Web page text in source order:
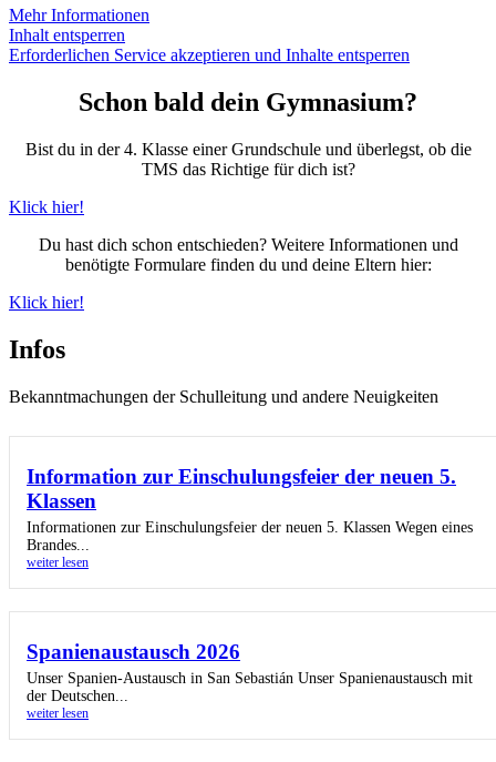
Mehr Informationen
Inhalt entsperren
Erforderlichen Service akzeptieren und Inhalte entsperren
Schon bald dein Gymnasium?
Bist du in der 4. Klasse einer Grundschule und überlegst, ob die
TMS das Richtige für dich ist?
Klick hier!
Du hast dich schon entschieden? Weitere Informationen und
benötigte Formulare finden du und deine Eltern hier:
Klick hier!
Infos
Bekanntmachungen der Schulleitung und andere Neuigkeiten
Information zur Einschulungsfeier der neuen 5.
Klassen
Informationen zur Einschulungsfeier der neuen 5. Klassen Wegen eines
Brandes...
weiter lesen
Spanienaustausch 2026
Unser Spanien-Austausch in San Sebastián Unser Spanienaustausch mit
der Deutschen...
weiter lesen